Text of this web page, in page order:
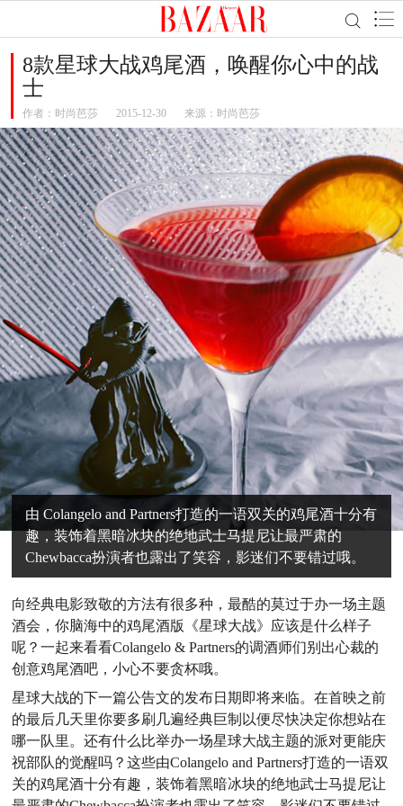
8款星球大战鸡尾酒，唤醒你心中的战
士
作者： 时尚芭莎 2015-12-30 来源：时尚芭莎
由 Colangelo and Partners打造的一语双关的鸡尾酒十分有
趣，装饰着黑暗冰块的绝地武士马提尼让最严肃的
Chewbacca扮演者也露出了笑容，影迷们不要错过哦。
向经典电影致敬的方法有很多种，最酷的莫过于办一场主题
酒会，你脑海中的鸡尾酒版《星球大战》应该是什么样子
呢？一起来看看Colangelo & Partners的调酒师们别出心裁的
创意鸡尾酒吧，小心不要贪杯哦。
星球大战的下一篇公告文的发布日期即将来临。在首映之前
的最后几天里你要多刷几遍经典巨制以便尽快决定你想站在
哪一队里。还有什么比举办一场星球大战主题的派对更能庆
祝部队的觉醒吗？这些由Colangelo and Partners打造的一语双
关的鸡尾酒十分有趣，装饰着黑暗冰块的绝地武士马提尼让